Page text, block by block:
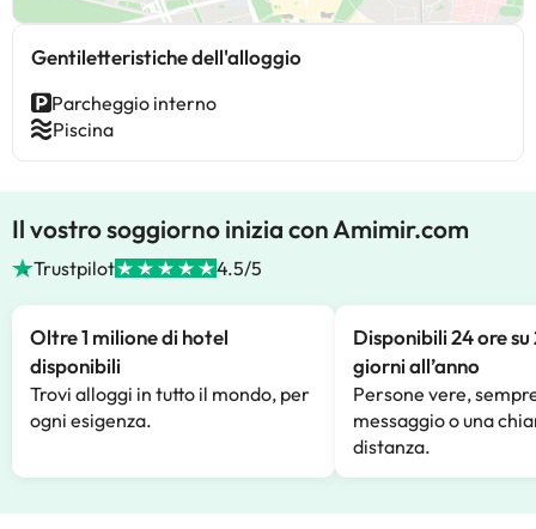
Gentiletteristiche dell'alloggio
Parcheggio interno
Piscina
Il vostro soggiorno inizia con Amimir.com
Trustpilot 4.5/5
Oltre 1 milione di hotel
disponibili
Trovi alloggi in tutto il mondo, per
ogni esigenza.
Disponibili 24 ore su
giorni all’anno
Persone vere,
messaggio o una
distanza.